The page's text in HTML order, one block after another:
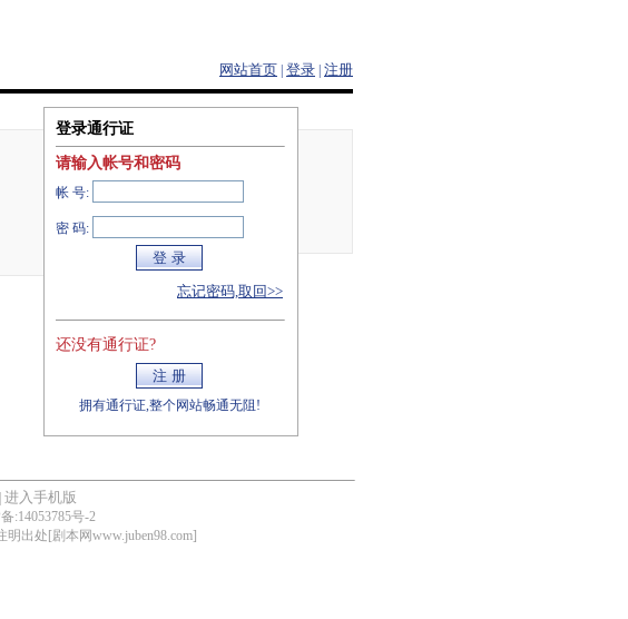
网站首页 登录 注册
登录通行证
请输入帐号和密码
帐 号:
密 码:
忘记密码,取回>>
还没有通行证?
拥有通行证,整个网站畅通无阻!
进入手机版
:14053785号-2
出处[剧本网www.juben98.com]